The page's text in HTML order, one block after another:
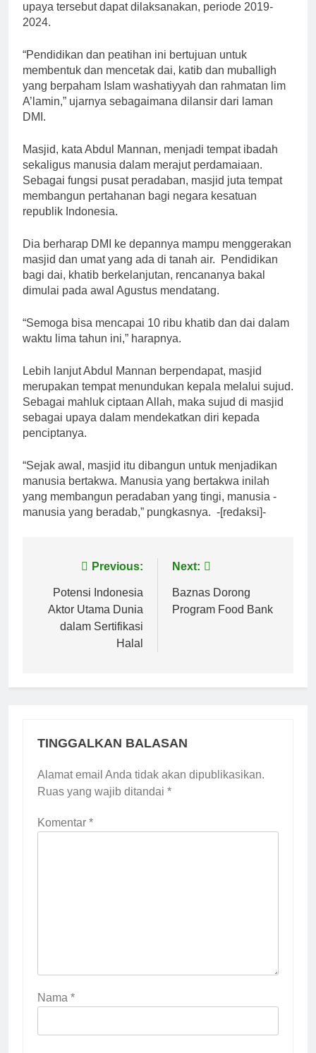
upaya tersebut dapat dilaksanakan, periode 2019-
2024.
“Pendidikan dan peatihan ini bertujuan untuk
membentuk dan mencetak dai, katib dan muballigh
yang berpaham Islam washatiyyah dan rahmatan lim
A’lamin,” ujarnya sebagaimana dilansir dari laman
DMI.
Masjid, kata Abdul Mannan, menjadi tempat ibadah
sekaligus manusia dalam merajut perdamaiaan.
Sebagai fungsi pusat peradaban, masjid juta tempat
membangun pertahanan bagi negara kesatuan
republik Indonesia.
Dia berharap DMI ke depannya mampu menggerakan
masjid dan umat yang ada di tanah air. Pendidikan
bagi dai, khatib berkelanjutan, rencananya bakal
dimulai pada awal Agustus mendatang.
“Semoga bisa mencapai 10 ribu khatib dan dai dalam
waktu lima tahun ini,” harapnya.
Lebih lanjut Abdul Mannan berpendapat, masjid
merupakan tempat menundukan kepala melalui sujud.
Sebagai mahluk ciptaan Allah, maka sujud di masjid
sebagai upaya dalam mendekatkan diri kepada
penciptanya.
“Sejak awal, masjid itu dibangun untuk menjadikan
manusia bertakwa. Manusia yang bertakwa inilah
yang membangun peradaban yang tingi, manusia -
manusia yang beradab,” pungkasnya. -[redaksi]-
Navigasi
pos
Previous:
Potensi Indonesia
Aktor Utama Dunia
dalam Sertifikasi
Halal
Next:
Baznas Dorong
Program Food Bank
TINGGALKAN BALASAN
Alamat email Anda tidak akan dipublikasikan.
Ruas yang wajib ditandai *
Komentar *
Nama *